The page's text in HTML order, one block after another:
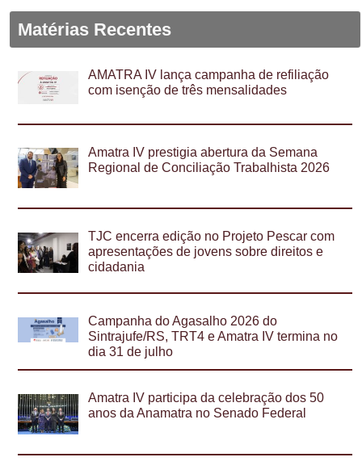
Matérias Recentes
AMATRA IV lança campanha de refiliação
com isenção de três mensalidades
Amatra IV prestigia abertura da Semana
Regional de Conciliação Trabalhista 2026
TJC encerra edição no Projeto Pescar com
apresentações de jovens sobre direitos e
cidadania
Campanha do Agasalho 2026 do
Sintrajufe/RS, TRT4 e Amatra IV termina no
dia 31 de julho
Amatra IV participa da celebração dos 50
anos da Anamatra no Senado Federal